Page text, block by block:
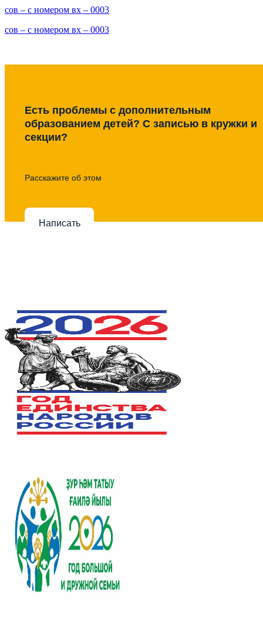
сов – с номером вх – 0003
сов – с номером вх – 0003
Есть проблемы с дополнительным
образованием детей? С записью в кружки и
секции?
Расскажите об этом
Написать